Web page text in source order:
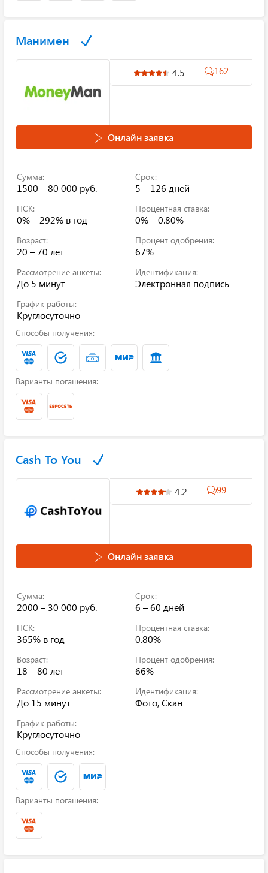
Манимен
4.5 162
Онлайн заявка
Сумма:
1500 – 80 000 руб.
Срок:
5 – 126 дней
ПСК:
0% – 292% в год
Процентная ставка:
0% – 0.80%
Возраст:
20 – 70 лет
Процент одобрения:
67%
Рассмотрение анкеты:
До 5 минут
Идентификация:
Электронная подпись
График работы:
Круглосуточно
Способы получения:
Варианты погашения:
Cash To You
4.2 99
Онлайн заявка
Сумма:
2000 – 30 000 руб.
Срок:
6 – 60 дней
ПСК:
365% в год
Процентная ставка:
0.80%
Возраст:
18 – 80 лет
Процент одобрения:
66%
Рассмотрение анкеты:
До 15 минут
Идентификация:
Фото, Скан
График работы:
Круглосуточно
Способы получения:
Варианты погашения: